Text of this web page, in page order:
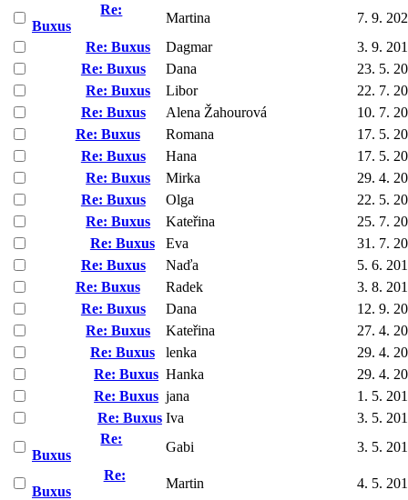
Re:
Buxus
Martina
7. 9.
Re: Buxus
Dagmar
3. 9.
Re: Buxus
Dana
23. 5.
Re: Buxus
Libor
22. 7.
Re: Buxus
Alena Žahourová
10. 7.
Re: Buxus
Romana
17. 5.
Re: Buxus
Hana
17. 5.
Re: Buxus
Mirka
29. 4.
Re: Buxus
Olga
22. 5.
Re: Buxus
Kateřina
25. 7.
Re: Buxus
Eva
31. 7.
Re: Buxus
Naďa
5. 6.
Re: Buxus
Radek
3. 8.
Re: Buxus
Dana
12. 9.
Re: Buxus
Kateřina
27. 4.
Re: Buxus
lenka
29. 4.
Re: Buxus Hanka
29. 4.
Re: Buxus jana
1. 5.
Re: Buxus Iva
3. 5.
Re:
Buxus
Gabi
3. 5.
Re:
Buxus
Martin
4. 5.